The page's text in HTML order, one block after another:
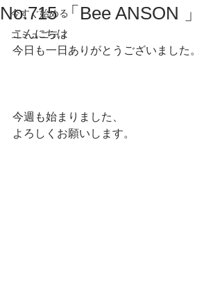
今すぐ始める
コミュニティ
No.715 「Bee ANSON 」
こんにちは
今日も一日ありがとうございました。
今週も始まりました、
よろしくお願いします。